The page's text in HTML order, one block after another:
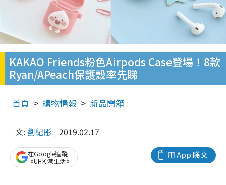
KAKAO Friends粉色Airpods Case登場！8款
Ryan/APeach保護殼率先睇
首頁 購物情報 新品開箱
文: 劉紀彤 2019.02.17
用 App 睇文
在Google追蹤
《UHK 港生活》